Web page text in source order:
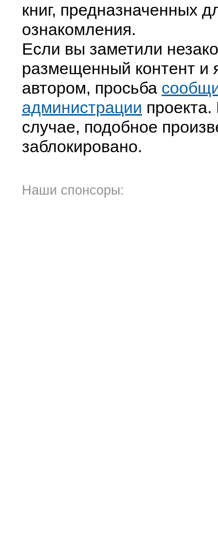
книг, предназначенных
ознакомления.
Если вы заметили
размещенный контент и
автором, просьба
администрации
случае, подобное
заблокировано.
Наши спонсоры: